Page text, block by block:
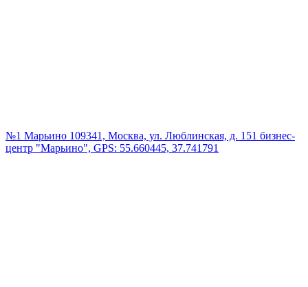
№1 Марьино 109341, Москва, ул. Люблинская, д. 151 бизнес-
центр "Марьино", GPS: 55.660445, 37.741791